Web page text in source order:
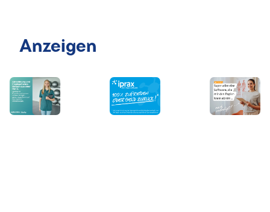
Anzeigen